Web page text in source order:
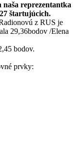
naša reprezentantka
štartujúcich.
z RUS je
29,36bodov /Elena
bodov.
prvky: